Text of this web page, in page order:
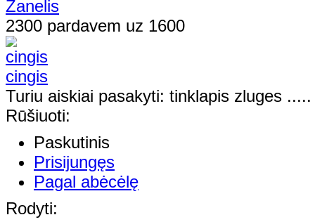
Zanelis
2300 pardavem uz 1600
cingis
Turiu aiskiai pasakyti: tinklapis zluges
Rūšiuoti:
Paskutinis
Prisijungęs
Pagal abėcėlę
Rodyti: